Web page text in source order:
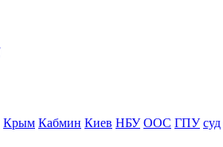
Крым Кабмин Киев НБУ ООС ГПУ суд